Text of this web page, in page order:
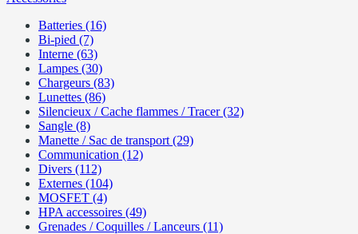
Batteries (16)
Bi-pied (7)
Interne (63)
Lampes (30)
Chargeurs (83)
Lunettes (86)
Silencieux / Cache flammes / Tracer (32)
Sangle (8)
Manette / Sac de transport (29)
Communication (12)
Divers (112)
Externes (104)
MOSFET (4)
HPA accessoires (49)
Grenades / Coquilles / Lanceurs (11)